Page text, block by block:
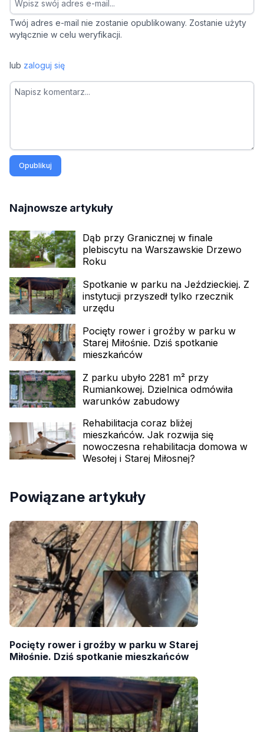
Twój adres e-mail nie zostanie opublikowany. Zostanie użyty
wyłącznie w celu weryfikacji.
lub zaloguj się
Opublikuj
Najnowsze artykuły
Dąb przy Granicznej w finale
plebiscytu na Warszawskie Drzewo
Roku
Spotkanie w parku na Jeździeckiej. Z
instytucji przyszedł tylko rzecznik
urzędu
Pocięty rower i groźby w parku w
Starej Miłośnie. Dziś spotkanie
mieszkańców
Z parku ubyło 2281 m² przy
Rumiankowej. Dzielnica odmówiła
warunków zabudowy
Rehabilitacja coraz bliżej
mieszkańców. Jak rozwija się
nowoczesna rehabilitacja domowa w
Wesołej i Starej Miłosnej?
Powiązane artykuły
Pocięty rower i groźby w parku w Starej
Miłośnie. Dziś spotkanie mieszkańców